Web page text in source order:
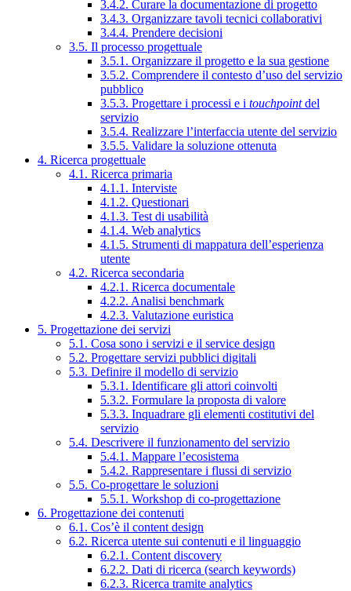
3.4.2. Curare la documentazione di progetto
3.4.3. Organizzare tavoli tecnici collaborativi
3.4.4. Prendere decisioni
3.5. Il processo progettuale
3.5.1. Organizzare il progetto e la sua gestione
3.5.2. Comprendere il contesto d’uso del servizio
pubblico
3.5.3. Progettare i processi e i touchpointdel
servizio
3.5.4. Realizzare l’interfaccia utente del servizio
3.5.5. Validare la soluzione ottenuta
4. Ricerca progettuale
4.1. Ricerca primaria
4.1.1. Interviste
4.1.2. Questionari
4.1.3. Test di usabilità
4.1.4. Web analytics
4.1.5. Strumenti di mappatura dell’esperienza
utente
4.2. Ricerca secondaria
4.2.1. Ricerca documentale
4.2.2. Analisi benchmark
4.2.3. Valutazione euristica
5. Progettazione dei servizi
5.1. Cosa sono i servizi e il service design
5.2. Progettare servizi pubblici digitali
5.3. Definire il modello di servizio
5.3.1. Identificare gli attori coinvolti
5.3.2. Formulare la proposta di valore
5.3.3. Inquadrare gli elementi costitutivi del
servizio
5.4. Descrivere il funzionamento del servizio
5.4.1. Mappare l’ecosistema
5.4.2. Rappresentare i flussi di servizio
5.5. Co-progettare le soluzioni
5.5.1. Workshop di co-progettazione
6. Progettazione dei contenuti
6.1. Cos’è il content design
6.2. Ricerca utente sui contenuti e il linguaggio
6.2.1. Content discovery
6.2.2. Dati di ricerca (search keywords)
6.2.3. Ricerca tramite analytics